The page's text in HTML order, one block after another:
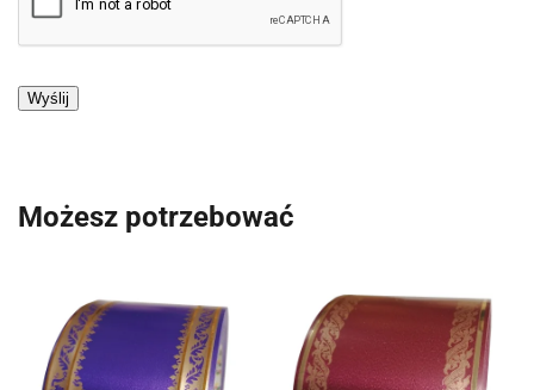
Możesz potrzebować